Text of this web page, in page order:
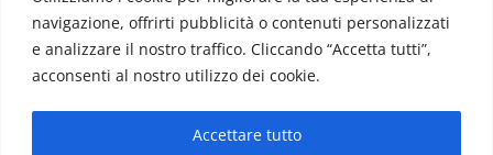
navigazione, offrirti pubblicità o contenuti personalizzati
e analizzare il nostro traffico. Cliccando “Accetta tutti”,
acconsenti al nostro utilizzo dei cookie.
Accettare tutto
Redazione: redazione@www.martinasera.it
Direttore:direttore@www.martinasera.it
Info & Commerciale:info@www.martinasera.it